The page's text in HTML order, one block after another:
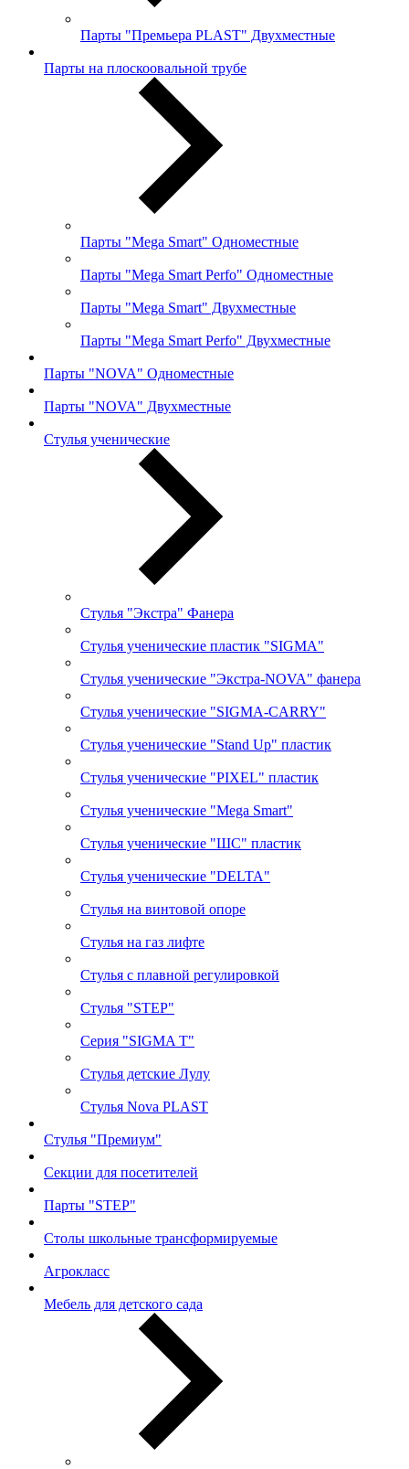
Парты "Премьера PLAST" Двухместные
Парты на плоскоовальной трубе
Парты "Mega Smart" Одноместные
Парты "Mega Smart Perfo" Одноместные
Парты "Mega Smart" Двухместные
Парты "Mega Smart Perfo" Двухместные
Парты "NOVA" Одноместные
Парты "NOVA" Двухместные
Стулья ученические
Стулья "Экстра" Фанера
Стулья ученические пластик "SIGMA"
Стулья ученические "Экстра-NOVA" фанера
Стулья ученические "SIGMA-CARRY"
Стулья ученические "Stand Up" пластик
Стулья ученические "PIXEL" пластик
Стулья ученические "Mega Smart"
Стулья ученические "ШС" пластик
Стулья ученические "DELTA"
Стулья на винтовой опоре
Стулья на газ лифте
Стулья с плавной регулировкой
Стулья "STEP"
Серия "SIGMA T"
Стулья детские Лулу
Стулья Nova PLAST
Стулья "Премиум"
Секции для посетителей
Парты "STEP"
Столы школьные трансформируемые
Агрокласс
Мебель для детского сада